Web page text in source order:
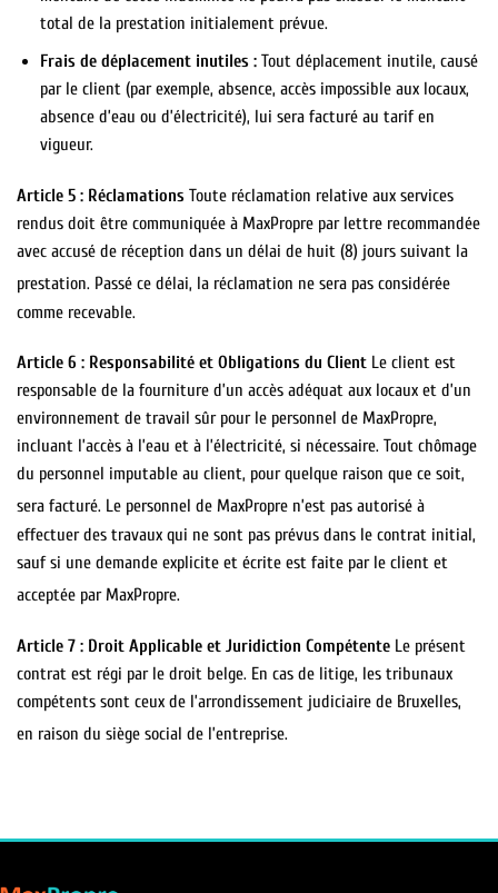
total de la prestation initialement prévue.
Frais de déplacement inutiles :Tout déplacement inutile, causé
par le client (par exemple, absence, accès impossible aux locaux,
absence d’eau ou d’électricité), lui sera facturé au tarif en
vigueur.
Article 5 : Réclamations Toute réclamation relative aux services
rendus doit être communiquée à MaxPropre par lettre recommandée
avec accusé de réception dans un délai de huit (8) jours suivant la
prestation. Passé ce délai, la réclamation ne sera pas considérée
comme recevable.
Article 6 : Responsabilité et Obligations du Client Le client est
responsable de la fourniture d’un accès adéquat aux locaux et d’un
environnement de travail sûr pour le personnel de MaxPropre,
incluant l’accès à l’eau et à l’électricité, si nécessaire. Tout chômage
du personnel imputable au client, pour quelque raison que ce soit,
sera facturé. Le personnel de MaxPropre n’est pas autorisé à
effectuer des travaux qui ne sont pas prévus dans le contrat initial,
sauf si une demande explicite et écrite est faite par le client et
acceptée par MaxPropre.
Article 7 : Droit Applicable et Juridiction Compétente Le présent
contrat est régi par le droit belge. En cas de litige, les tribunaux
compétents sont ceux de l’arrondissement judiciaire de Bruxelles,
en raison du siège social de l’entreprise.